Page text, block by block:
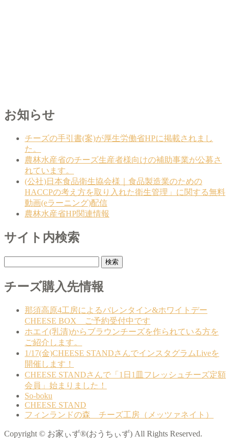
お知らせ
チーズの手引書(案)が厚生労働省HPに掲載されまし
た。
農林水産省のチーズ生産者様向けの補助事業が公募さ
れています。
(公社)日本食品衛生協会様｜食品製造業のための
HACCPの考え方を取り入れた衛生管理」に関する無料
動画(eラーニング)配信
農林水産省HP関連情報
サイト内検索
チーズ購入先情報
那須高原4工房によるバレンタイン&ホワイトデー
CHEESE BOX ご予約受付中です
ホエイ(乳清)からブラウンチーズを作られている方を
ご紹介します。
1/17(金)CHEESE STANDさんでインスタグラムLiveを
開催します！
CHEESE STANDさんで「1日1皿フレッシュチーズ定額
会員」始まりました！
So-boku
CHEESE STAND
フィンランドの森 チーズ工房（メッツァネイト）
Copyright © お家ぃず®(おうちぃず) All Rights Reserved.